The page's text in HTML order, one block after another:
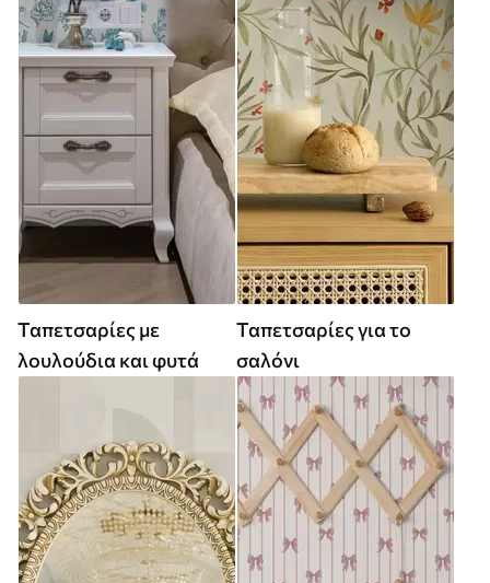
Ταπετσαρίες με
λουλούδια και φυτά
Ταπετσαρίες για το
σαλόνι